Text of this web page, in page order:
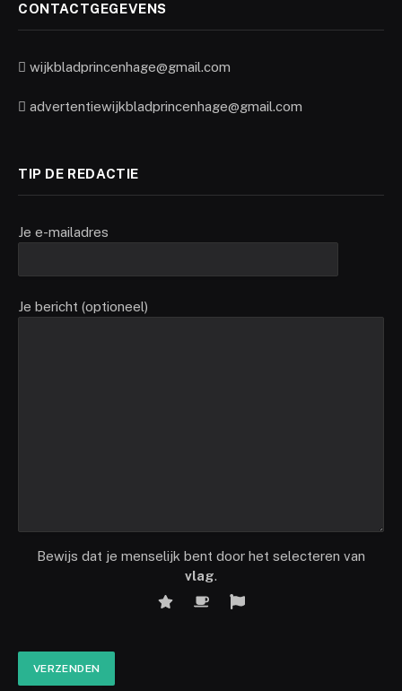
CONTACTGEGEVENS
wijkbladprincenhage@gmail.com
advertentiewijkbladprincenhage@gmail.com
TIP DE REDACTIE
Je e-mailadres
Je bericht (optioneel)
Bewijs dat je menselijk bent door het selecteren van
vlag.